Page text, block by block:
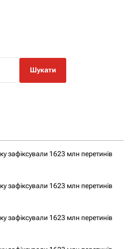
зафіксували 1623 млн перетинів
зафіксували 1623 млн перетинів
зафіксували 1623 млн перетинів